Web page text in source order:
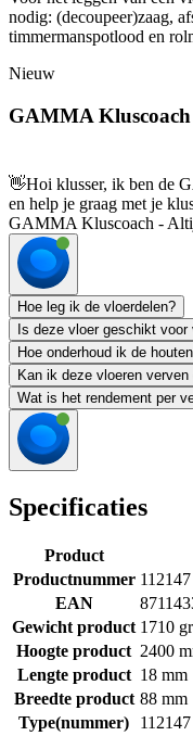
nodig: (decoupeer)zaag,
timmermanspotlood en
Nieuw
GAMMA Kluscoach
👋Hoi klusser, ik ben de
en help je graag met je
GAMMA Kluscoach -
Hoe leg ik de vloerdelen?
Is deze vloer geschikt voor
Hoe onderhoud ik de
Kan ik deze vloeren verven
Wat is het rendement per
Specificaties
Product
Productnummer 112147
EAN
Gewicht product 1710 gr
Hoogte product 2400
Lengte product 18 mm
Breedte product 88 mm
Type(nummer)
112147